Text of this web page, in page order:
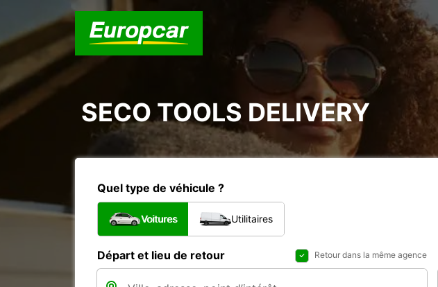
SECO TOOLS DELIVERY
Quel type de véhicule ?
Voitures Utilitaires
Départ et lieu de retour Retour dans la même agence